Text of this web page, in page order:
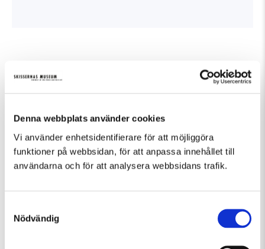
Denna webbplats använder cookies
Vi använder enhetsidentifierare för att möjliggöra
funktioner på webbsidan, för att anpassa innehållet till
användarna och för att analysera webbsidans trafik.
Nödvändig
Fler evenemang som passar Barn och familj,